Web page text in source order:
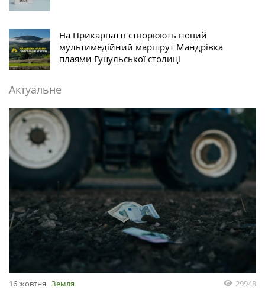
На Прикарпатті створюють новий
мультимедійний маршрут Мандрівка
плаями Гуцульської столиці
Актуальне
16 жовтня Земля 29948